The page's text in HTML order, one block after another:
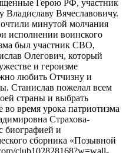
Герою РФ, участник
Вячеславовичу.
минутой молчания
исполнении воинского
был участник СВО,
Олегович, который
и героизме
любить Отчизну и
Станислав пожелал всем
страны и выбрать
время урока патриотизма
Страхова-
биографией и
сборника «Позывной
club102828168?w=wall-